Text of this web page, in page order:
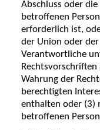
Abschluss oder
betroffenen
erforderlich ist,
der Union oder
Verantwortliche
Wahrung der
berechtigten
enthalten oder (3)
betroffenen